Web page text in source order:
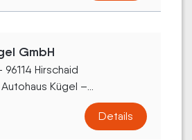
GmbH
Hirschaid
Kügel –...
Details